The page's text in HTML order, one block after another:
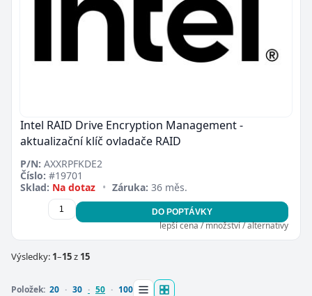
Intel RAID Drive Encryption Management -
aktualizační klíč ovladače RAID
P/N: AXXRPFKDE2
Číslo: #19701
Sklad: Na dotaz • Záruka: 36 měs.
DO POPTÁVKY
lepší cena / množství / alternativy
Výsledky: 1–15z 15
Položek: 20 30 50 100